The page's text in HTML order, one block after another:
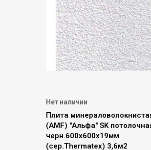
Нет наличии
Плита
(AMF) "Альфа" SK
черн.600х600х19мм
(сер.Thermatex) 3,6м2